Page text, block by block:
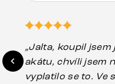
„Jalta, koupil
akátu, chvíli jsem
vyplatilo se to. Ve